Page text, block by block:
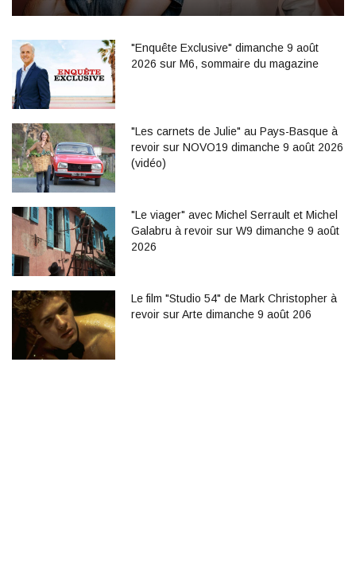
"Enquête Exclusive" dimanche 9 août
2026 sur M6, sommaire du magazine
"Les carnets de Julie" au Pays-Basque à
revoir sur NOVO19 dimanche 9 août 2026
(vidéo)
"Le viager" avec Michel Serrault et Michel
Galabru à revoir sur W9 dimanche 9 août
2026
Le film "Studio 54" de Mark Christopher à
revoir sur Arte dimanche 9 août 206